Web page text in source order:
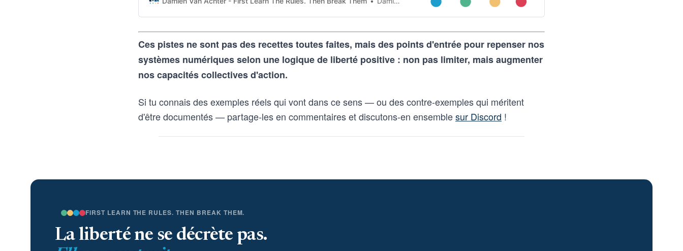
Ces pistes ne sont pas des recettes toutes faites, mais des points d'entrée pour repenser nos
systèmes numériques selon une logique de liberté positive : non pas limiter, mais augmenter
nos capacités collectives d'action.
Si tu connais des exemples réels qui vont dans ce sens — ou des contre-exemples qui méritent
d'être documentés — partage-les en commentaires et discutons-en ensemblesur Discord !
FIRST LEARN THE RULES. THEN BREAK THEM.
La liberté ne se décrète pas.